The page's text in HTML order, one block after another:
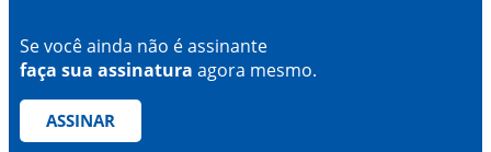
Se você ainda não é assinante
faça sua assinatura agora mesmo.
ASSINAR